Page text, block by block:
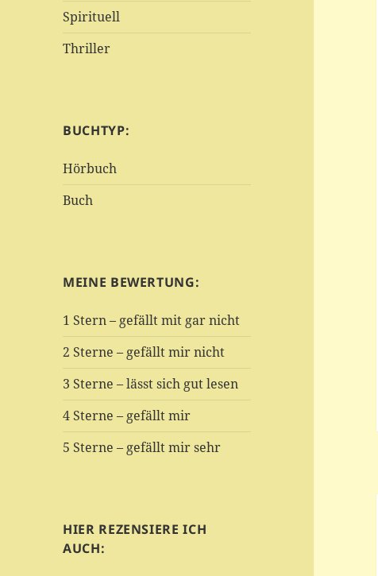
Spirituell
Thriller
BUCHTYP:
Hörbuch
Buch
MEINE BEWERTUNG:
1 Stern – gefällt mit gar nicht
2 Sterne – gefällt mir nicht
3 Sterne – lässt sich gut lesen
4 Sterne – gefällt mir
5 Sterne – gefällt mir sehr
HIER REZENSIERE ICH
AUCH: